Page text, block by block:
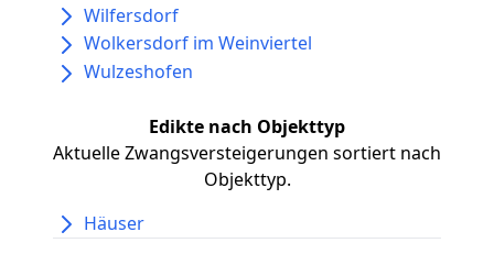
Wilfersdorf
Wolkersdorf im Weinviertel
Wulzeshofen
Edikte nach Objekttyp
Aktuelle Zwangsversteigerungen sortiert nach
Objekttyp.
Häuser